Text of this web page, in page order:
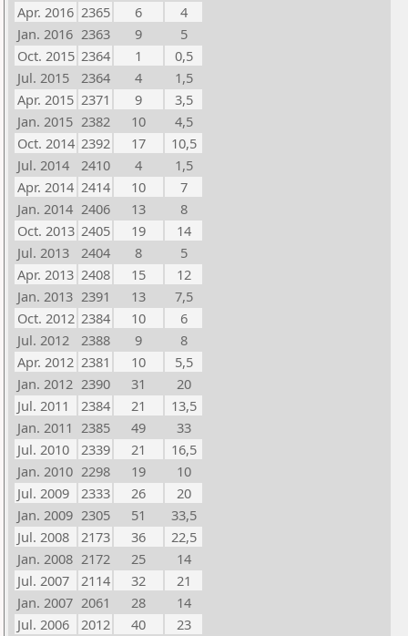
Apr. 2016 2365 6
4
Jan. 2016 2363 9
5
Oct. 2015 2364 1
0,5
Jul. 2015
2364 4
1,5
Apr. 2015 2371 9
3,5
Jan. 2015 2382 10
4,5
Oct. 2014 2392 17
10,5
Jul. 2014
2410 4
1,5
Apr. 2014 2414 10
7
Jan. 2014 2406 13
8
Oct. 2013 2405 19
14
Jul. 2013
2404 8
5
Apr. 2013 2408 15
12
Jan. 2013 2391 13
7,5
Oct. 2012 2384 10
6
Jul. 2012
2388 9
8
Apr. 2012 2381 10
5,5
Jan. 2012 2390 31
20
Jul. 2011
2384 21
13,5
Jan. 2011 2385 49
33
Jul. 2010
2339 21
16,5
Jan. 2010 2298 19
10
Jul. 2009
2333 26
20
Jan. 2009 2305 51
33,5
Jul. 2008
2173 36
22,5
Jan. 2008 2172 25
14
Jul. 2007
2114 32
21
Jan. 2007 2061 28
14
Jul. 2006
2012 40
23